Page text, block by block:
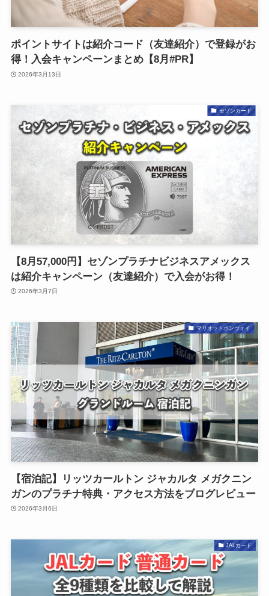
ポイントサイトは紹介コード（友達紹介）で登録がお
得！入会キャンペーンまとめ【8月#PR】
2026年3月13日
セゾンカード
【8月57,000円】セゾンプラチナビジネスアメックス
は紹介キャンペーン（友達紹介）で入会がお得！
2026年3月7日
マリオットボンヴォイ
【宿泊記】リッツカールトン ジャカルタ メガクニン
ガンのプラチナ特典・アクセス方法をブログレビュー
2026年3月6日
JALカード